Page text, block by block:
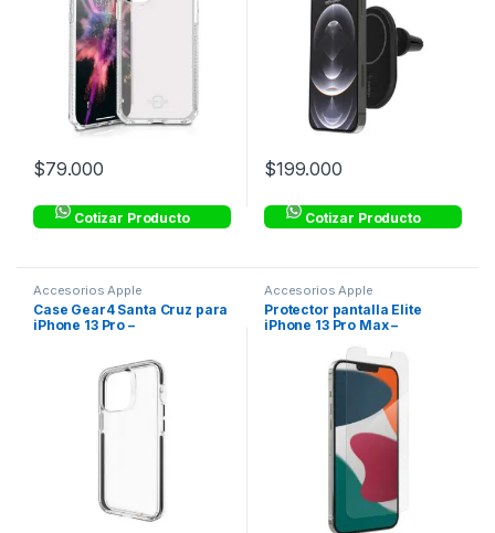
$79.000
Cotizar Producto
$199.000
Cotizar Producto
Accesorios Apple
Case Gear4 Santa Cruz para
iPhone 13 Pro –
Accesorios Apple
Protector pantalla Elite
iPhone 13 Pro Max –